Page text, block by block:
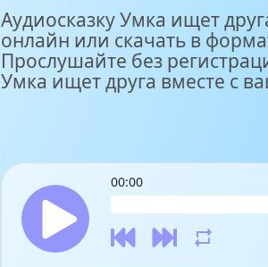
Аудиосказку Умка ищет
онлайн или скачать в
Прослушайте без
Умка ищет друга вместе с
00:00